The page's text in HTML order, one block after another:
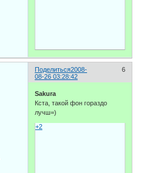
Поделиться 6
2008-
08-26 03:28:42
Sakura
Кста, такой фон гораздо
лучш=)
+2